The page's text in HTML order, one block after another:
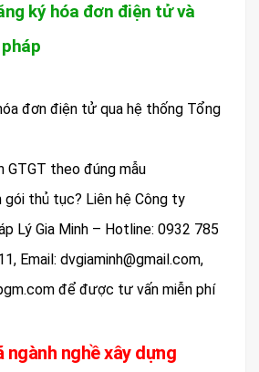
ký hóa đơn điện tử và
đơn điện tử qua hệ thống Tổng
GTGT theo đúng mẫu
gói thủ tục? Liên hệ Công ty
Lý Gia Minh – Hotline: 0932 785
Email: dvgiaminh@gmail.com,
để được tư vấn miễn phí
ngành nghề xây dựng